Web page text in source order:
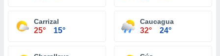
Carrizal
25° 15°
Caucagua
32° 24°